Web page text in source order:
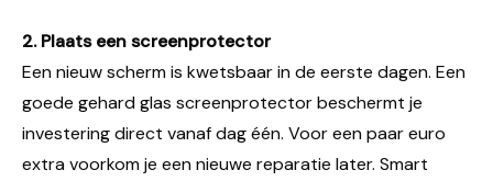
2. Plaats een screenprotector
Een nieuw scherm is kwetsbaar in de eerste dagen. Een
goede gehard glas screenprotector beschermt je
investering direct vanaf dag één. Voor een paar euro
extra voorkom je een nieuwe reparatie later. Smart